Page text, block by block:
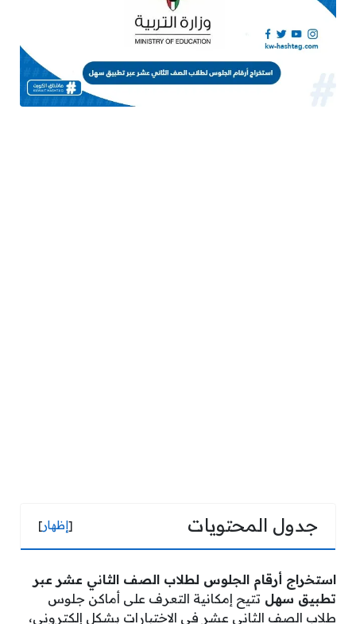
جدول المحتويات [إظهار]
استخراج أرقام الجلوس لطلاب الصف الثاني عشر عبر
تطبيق سهل تتيح إمكانية التعرف على أماكن جلوس
طلاب الصف الثاني عشر في الاختبارات بشكل إلكتروني،